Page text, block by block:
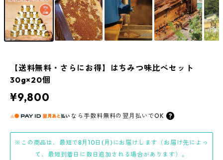
【送料無料・さらにお得】はちみつ味比べセット
30g×20個
¥9,800
なら 手数料無料の 翌月払いでOK
※この商品は、最短で8月10日(月)にお届けします（お届け先によっ
て、最短到着日に数日追加される場合があります）。